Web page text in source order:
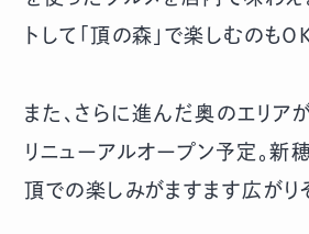
トして「頂の森」で楽しむのもＯＫ
また、さらに進んだ奥のエリア
リニューアルオープン予定。新
頂での楽しみがますます広がり